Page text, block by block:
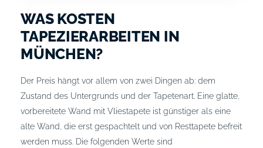
WAS KOSTEN
TAPEZIERARBEITEN IN
MÜNCHEN?
Der Preis hängt vor allem von zwei Dingen ab: dem
Zustand des Untergrunds und der Tapetenart. Eine glatte,
vorbereitete Wand mit Vliestapete ist günstiger als eine
alte Wand, die erst gespachtelt und von Resttapete befreit
werden muss. Die folgenden Werte sind